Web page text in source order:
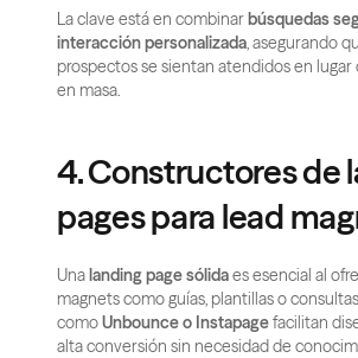
La clave está en combinar búsquedas
interacción personalizada, asegurando
prospectos se sientan atendidos en
en masa.
4. Constructores de
pages para lead
Una landing page sólida es esencial al
magnets como guías, plantillas o
como Unbounce o Instapage facilitan
alta conversión sin necesidad de